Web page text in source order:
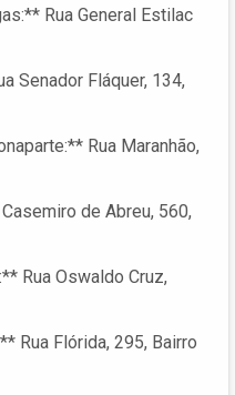
Rua General Estilac
Senador Fláquer, 134,
Rua Maranhão,
de Abreu, 560,
Rua Oswaldo Cruz,
Rua Flórida, 295, Bairro